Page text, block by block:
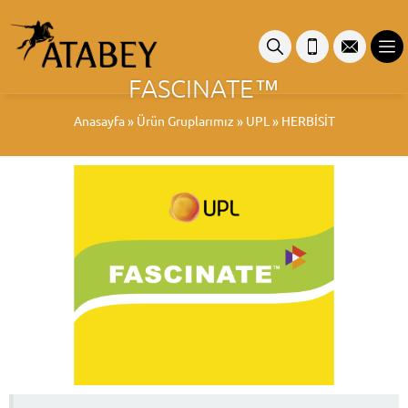
FASCINATE™
Anasayfa» Ürün Gruplarımız » UPL » HERBİSİT